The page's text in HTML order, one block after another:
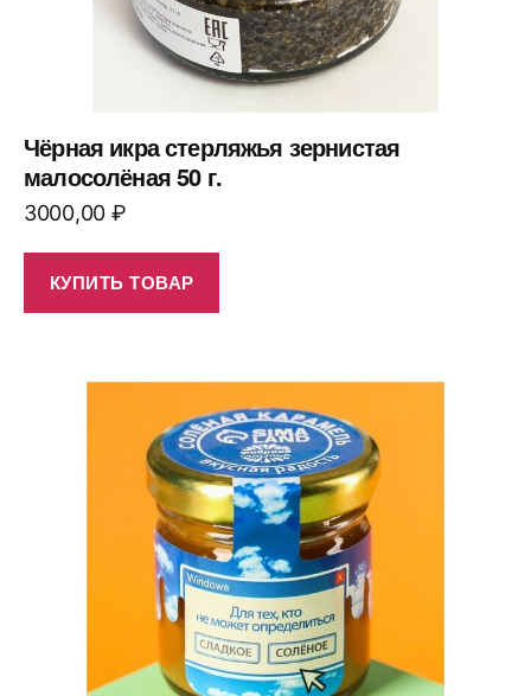
Чёрная икра стерляжья зернистая
малосолёная 50 г.
3000,00 ₽
КУПИТЬ ТОВАР